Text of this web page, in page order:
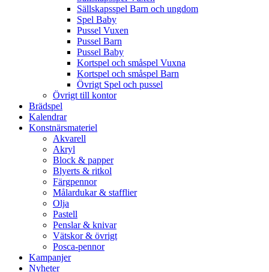
Sällskapsspel Barn och ungdom
Spel Baby
Pussel Vuxen
Pussel Barn
Pussel Baby
Kortspel och småspel Vuxna
Kortspel och småspel Barn
Övrigt Spel och pussel
Övrigt till kontor
Brädspel
Kalendrar
Konstnärsmateriel
Akvarell
Akryl
Block & papper
Blyerts & ritkol
Färgpennor
Målardukar & stafflier
Olja
Pastell
Penslar & knivar
Vätskor & övrigt
Posca-pennor
Kampanjer
Nyheter